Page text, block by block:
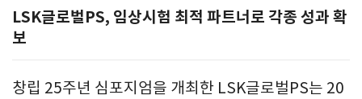
LSK글로벌PS, 임상시험 최적 파트너로 각종 성과 확
보
창립 25주년 심포지엄을 개최한 LSK글로벌PS는 20